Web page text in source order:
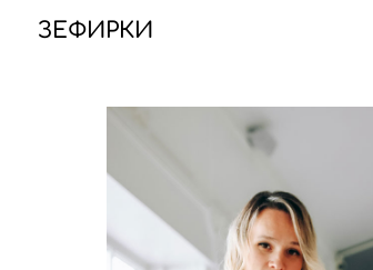
ЗЕФИРКИ